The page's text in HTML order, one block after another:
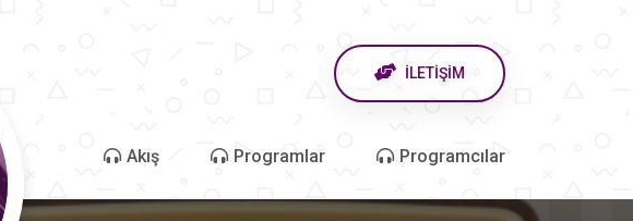
İLETİŞİM
Akış Programlar Programcılar